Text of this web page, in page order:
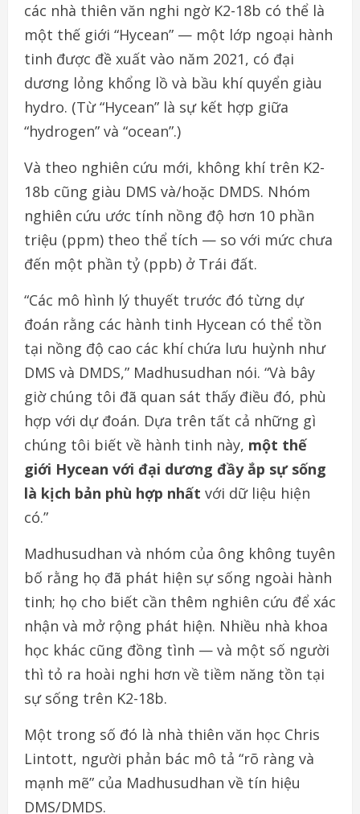
các nhà thiên văn nghi ngờ K2-18b có thể là
một thế giới “Hycean” — một lớp ngoại hành
tinh được đề xuất vào năm 2021, có đại
dương lỏng khổng lồ và bầu khí quyển giàu
hydro. (Từ “Hycean” là sự kết hợp giữa
“hydrogen” và “ocean”.)
Và theo nghiên cứu mới, không khí trên K2-
18b cũng giàu DMS và/hoặc DMDS. Nhóm
nghiên cứu ước tính nồng độ hơn 10 phần
triệu (ppm) theo thể tích — so với mức chưa
đến một phần tỷ (ppb) ở Trái đất.
“Các mô hình lý thuyết trước đó từng dự
đoán rằng các hành tinh Hycean có thể tồn
tại nồng độ cao các khí chứa lưu huỳnh như
DMS và DMDS,” Madhusudhan nói. “Và bây
giờ chúng tôi đã quan sát thấy điều đó, phù
hợp với dự đoán. Dựa trên tất cả những gì
chúng tôi biết về hành tinh này, một thế
giới Hycean với đại dương đầy ắp sự sống
là kịch bản phù hợp nhất với dữ liệu hiện
có.”
Madhusudhan và nhóm của ông không tuyên
bố rằng họ đã phát hiện sự sống ngoài hành
tinh; họ cho biết cần thêm nghiên cứu để xác
nhận và mở rộng phát hiện. Nhiều nhà khoa
học khác cũng đồng tình — và một số người
thì tỏ ra hoài nghi hơn về tiềm năng tồn tại
sự sống trên K2-18b.
Một trong số đó là nhà thiên văn học Chris
Lintott, người phản bác mô tả “rõ ràng và
mạnh mẽ” của Madhusudhan về tín hiệu
DMS/DMDS.